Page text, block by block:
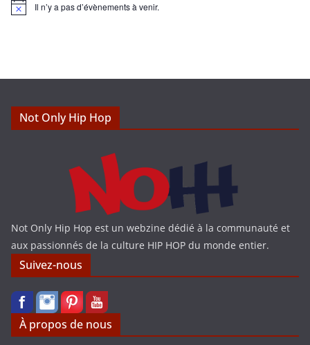
N
Il n’y a pas d’évènements à venir.
Not Only Hip Hop
Not Only Hip Hop est un webzine dédié à la communauté et
aux passionnés de la culture HIP HOP du monde entier.
Suivez-nous
À propos de nous